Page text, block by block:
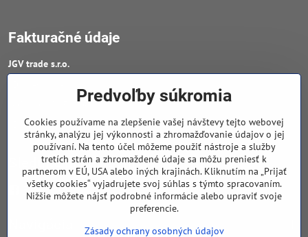
Fakturačné údaje
JGV trade s​.r​.o​.
DIČ : 20223652906
IČ DPH : SK 2023652906
Sledujte naše novinky
Facebook
Predvoľby súkromia
Cookies používame na zlepšenie vašej návštevy tejto webovej
stránky, analýzu jej výkonnosti a zhromažďovanie údajov o jej
používaní. Na tento účel môžeme použiť nástroje a služby
tretích strán a zhromaždené údaje sa môžu preniesť k
partnerom v EÚ, USA alebo iných krajinách. Kliknutím na „Prijať
všetky cookies“ vyjadrujete svoj súhlas s týmto spracovaním.
Nižšie môžete nájsť podrobné informácie alebo upraviť svoje
preferencie.
Zásady ochrany osobných údajov